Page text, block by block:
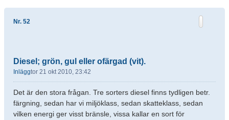
Nr. 52
Diesel; grön, gul eller ofärgad (vit).
Inläggtor 21 okt 2010, 23:42
Det är den stora frågan. Tre sorters diesel finns tydligen betr.
färgning, sedan har vi miljöklass, sedan skatteklass, sedan
vilken energi ger visst bränsle, vissa kallar en sort för